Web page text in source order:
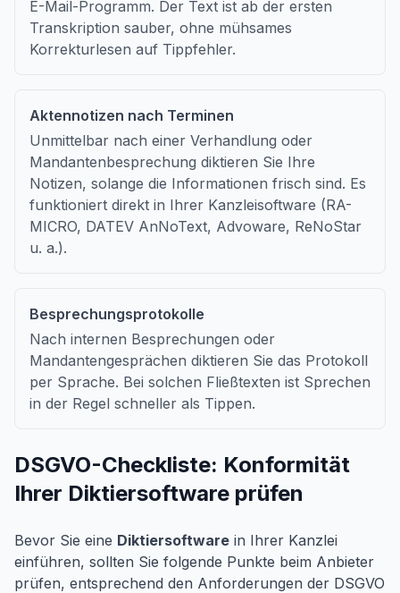
E-Mail-Programm. Der Text ist ab der ersten
Transkription sauber, ohne mühsames
Korrekturlesen auf Tippfehler.
Aktennotizen nach Terminen
Unmittelbar nach einer Verhandlung oder
Mandantenbesprechung diktieren Sie Ihre
Notizen, solange die Informationen frisch sind. Es
funktioniert direkt in Ihrer Kanzleisoftware (RA-
MICRO, DATEV AnNoText, Advoware, ReNoStar
u. a.).
Besprechungsprotokolle
Nach internen Besprechungen oder
Mandantengesprächen diktieren Sie das Protokoll
per Sprache. Bei solchen Fließtexten ist Sprechen
in der Regel schneller als Tippen.
DSGVO-Checkliste: Konformität
Ihrer Diktiersoftware prüfen
Bevor Sie eine Diktiersoftware in Ihrer Kanzlei
einführen, sollten Sie folgende Punkte beim Anbieter
prüfen, entsprechend den Anforderungen der DSGVO